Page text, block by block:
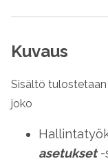
Kuvaus
Sisältö
joko
asetukset-